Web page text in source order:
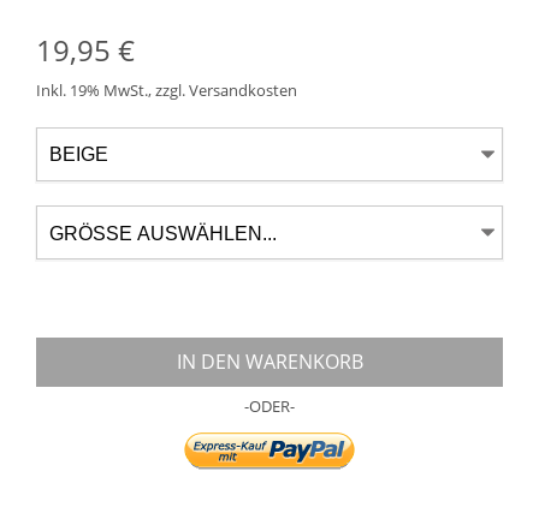
19,95 €
Inkl. 19% MwSt.,zzgl.Versandkosten
IN DEN WARENKORB
-ODER-